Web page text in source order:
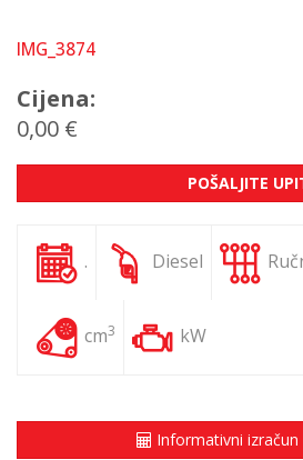
IMG_3874
Cijena:
0,00 €
POŠALJITE
. Diesel
cm3 kW
Informativni izračun